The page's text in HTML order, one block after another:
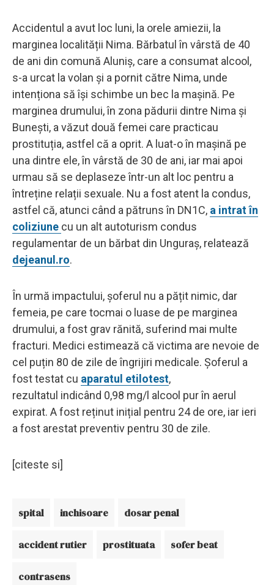
Accidentul a avut loc luni, la orele amiezii, la
marginea localității Nima. Bărbatul în vârstă de 40
de ani din comună Aluniș, care a consumat alcool,
s-a urcat la volan și a pornit către Nima, unde
intenționa să își schimbe un bec la mașină. Pe
marginea drumului, în zona pădurii dintre Nima și
Bunești, a văzut două femei care practicau
prostituția, astfel că a oprit. A luat-o în mașină pe
una dintre ele, în vârstă de 30 de ani, iar mai apoi
urmau să se deplaseze într-un alt loc pentru a
întreține relații sexuale. Nu a fost atent la condus,
astfel că, atunci când a pătruns în DN1C, a intrat în
coliziune cu un alt autoturism condus
regulamentar de un bărbat din Unguraș, relatează
dejeanul.ro.
În urmă impactului, șoferul nu a pățit nimic, dar
femeia, pe care tocmai o luase de pe marginea
drumului, a fost grav rănită, suferind mai multe
fracturi. Medici estimează că victima are nevoie de
cel puțin 80 de zile de îngrijiri medicale. Șoferul a
fost testat cu aparatul etilotest,
rezultatul indicând 0,98 mg/l alcool pur în aerul
expirat. A fost reținut inițial pentru 24 de ore, iar ieri
a fost arestat preventiv pentru 30 de zile.
[citeste si]
spital inchisoare dosar penal
accident rutier prostituata sofer beat
contrasens